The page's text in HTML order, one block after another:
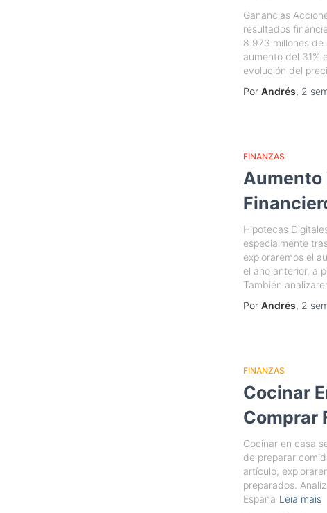
Ganancias
resultados
8.973 millones de
aumento del 31%
evolución del
Por Andrés, 2
FINANZAS
Aumento
Hipotecas
especialmente
exploraremos el
el año anterior, a
También
Por Andrés, 2
FINANZAS
Cocinar
Comprar
Cocinar en casa
de preparar
artículo,
preparados.
España Leia mais